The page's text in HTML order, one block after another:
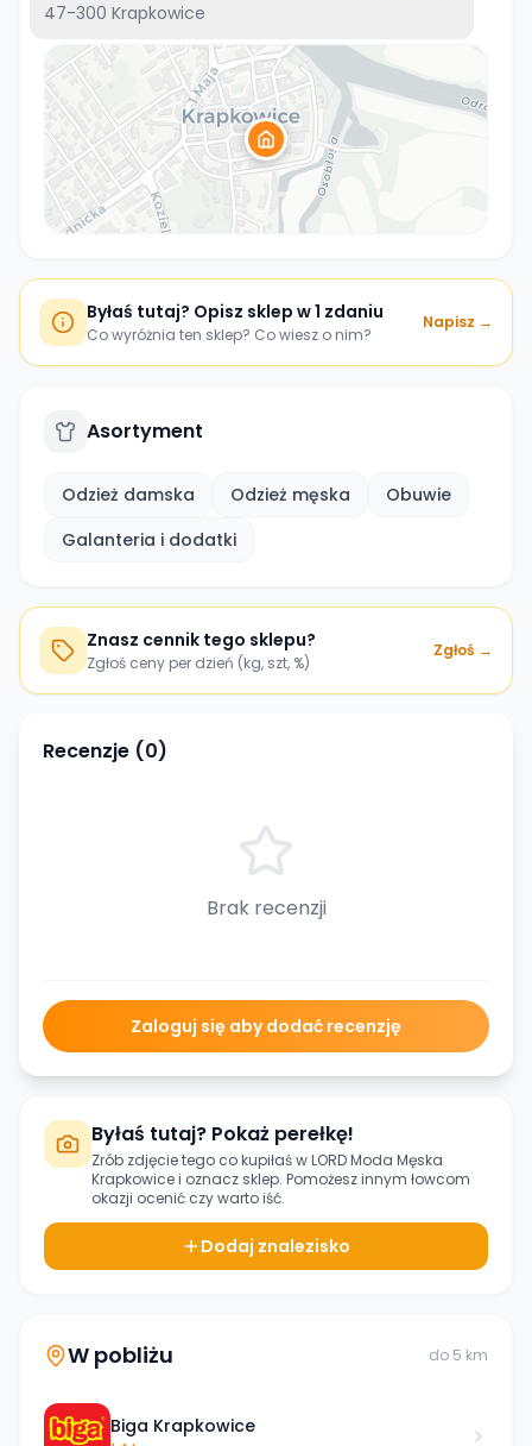
47-300 Krapkowice
Byłaś tutaj? Opisz sklep w 1 zdaniu
Co wyróżnia ten sklep? Co wiesz o nim?
Napisz →
Asortyment
Odzież damska Odzież męska
Obuwie
Galanteria i dodatki
Znasz cennik tego sklepu?
Zgłoś ceny per dzień (kg, szt, %)
Zgłoś →
Recenzje (0)
Brak recenzji
Zaloguj się aby dodać recenzję
Byłaś tutaj? Pokaż perełkę!
Zrób zdjęcie tego co kupiłaś wLORD Moda Męska
Krapkowicei oznacz sklep. Pomożesz innym łowcom
okazji ocenić czy warto iść.
Dodaj znalezisko
W pobliżu do 5 km
Biga Krapkowice